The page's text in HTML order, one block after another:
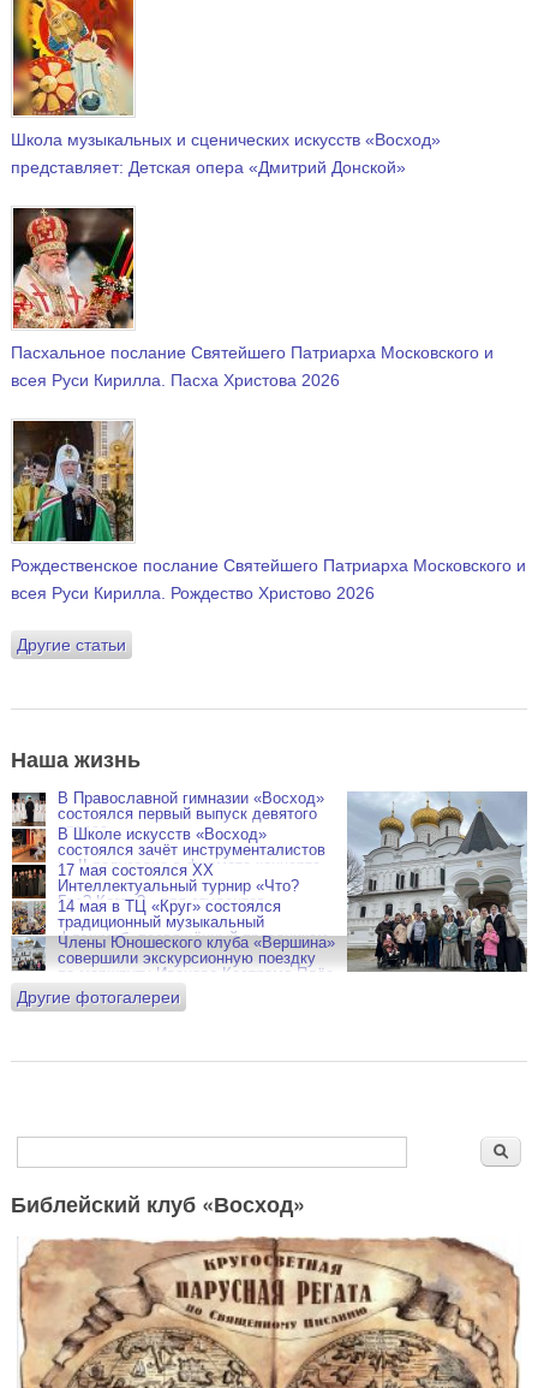
Школа музыкальных и сценических искусств «Восход»
представляет: Детская опера «Дмитрий Донской»
Пасхальное послание Святейшего Патриарха Московского и
всея Руси Кирилла. Пасха Христова 2026
Рождественское послание Святейшего Патриарха Московского и
всея Руси Кирилла. Рождество Христово 2026
Другие статьи
Наша жизнь
В Православной гимназии «Восход»
состоялся первый выпуск девятого
класса
В Школе искусств «Восход»
состоялся зачёт инструменталистов
за II полугодие в формате концерта
17 мая состоялся XX
Интеллектуальный турнир «Что?
Где? Когда?» для студентов
православных высших учебных
заведений
14 мая в ТЦ «Круг» состоялся
традиционный музыкальный
флэшмоб, посвящённый праздникам
Дня Победы и Пасхи
Члены Юношеского клуба «Вершина»
совершили экскурсионную поездку
по маршруту Иваново-Кострома-Плёс
Другие фотогалереи
Форма поиска
Библейский клуб «Восход»